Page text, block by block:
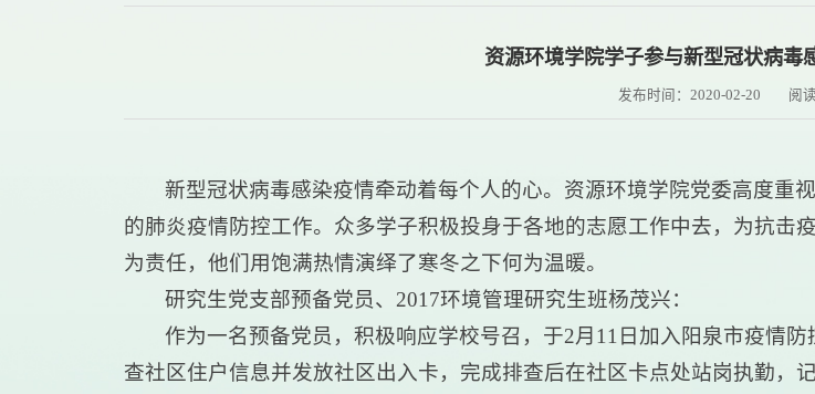
资源环境学院学子参与新型冠状病毒
发布时间：2020-02-20 阅
新型冠状病毒感染疫情牵动着每个人的心。资源环境学院党委高度重
的肺炎疫情防控工作。众多学子积极投身于各地的志愿工作中去，为抗击
为责任，他们用饱满热情演绎了寒冬之下何为温暖。
研究生党支部预备党员、2017环境管理研究生班杨茂兴：
作为一名预备党员，积极响应学校号召，于2月11日加入阳泉市疫情
查社区住户信息并发放社区出入卡，完成排查后在社区卡点处站岗执勤，